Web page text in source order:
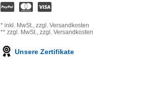
* inkl. MwSt., zzgl. Versandkosten
** zzgl. MwSt., zzgl. Versandkosten
Unsere Zertifikate